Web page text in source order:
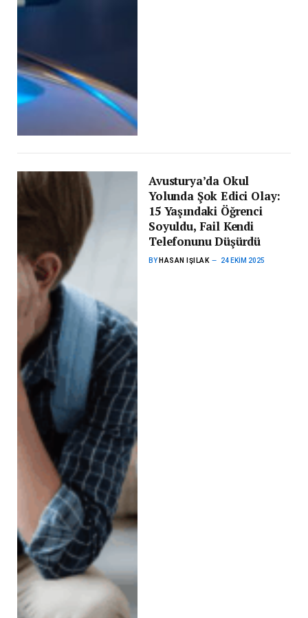
Avusturya’da Okul
Yolunda Şok Edici Olay:
15 Yaşındaki Öğrenci
Soyuldu, Fail Kendi
Telefonunu Düşürdü
BY HASAN IŞILAK 24 EKIM 2025